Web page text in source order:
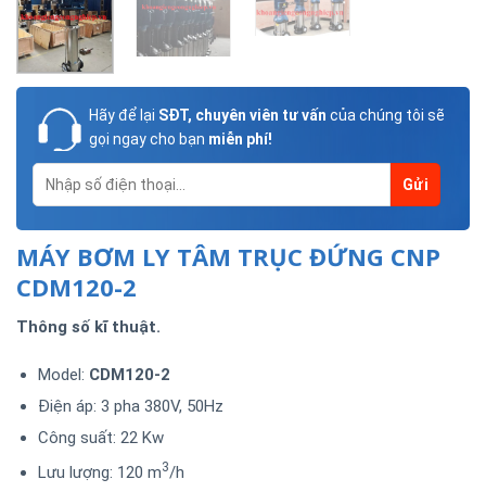
Hãy để lại SĐT, chuyên viên tư vấn của chúng tôi sẽ
gọi ngay cho bạn miễn phí!
MÁY BƠM LY TÂM TRỤC ĐỨNG CNP
CDM120-2
Thông số kĩ thuật.
Model: CDM120-2
Điện áp: 3 pha 380V, 50Hz
Công suất: 22 Kw
Lưu lượng: 120 m3/h